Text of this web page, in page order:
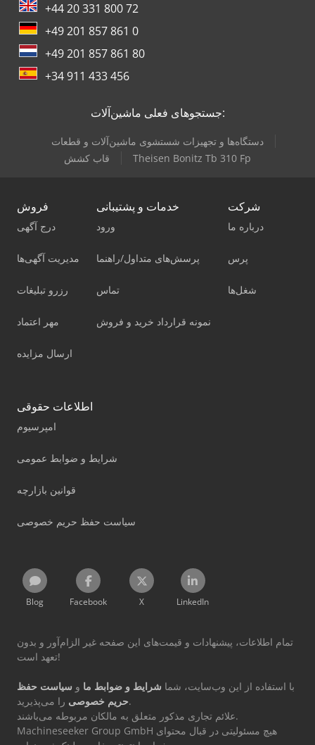
+44 20 331 800 72
+49 201 857 861 0
+49 201 857 861 80
+34 911 433 456
جستجوهای فعلی ماشین‌آلات:
دستگاه‌ها و تجهیزات شستشوی ماشین‌آلات و قطعات
قاب کشش
Theisen Bonitz Tb 310 Fp
فروش
درج آگهی
مدیریت آگهی‌ها
رزرو تبلیغات
مهر اعتماد
ارسال مزایده
خدمات و پشتیبانی
ورود
پرسش‌های متداول/راهنما
تماس
نمونه قرارداد خرید و فروش
شرکت
درباره ما
پرس
شغل‌ها
اطلاعات حقوقی
امپرسیوم
شرایط و ضوابط عمومی
قوانین بازارچه
سیاست حفظ حریم خصوصی
Blog Facebook X LinkedIn
تمام اطلاعات، پیشنهادات و قیمت‌های این صفحه غیر الزام‌آور و بدون
تعهد است!
با استفاده از این وب‌سایت، شما شرایط و ضوابط ما و سیاست حفظ
حریم خصوصیرا می‌پذیرید.
علائم تجاری مذکور متعلق به مالکان مربوطه می‌باشند.
Machineseeker Group GmbH هیچ مسئولیتی در قبال محتوای